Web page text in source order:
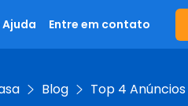
Entre em contato
Blog Top 4